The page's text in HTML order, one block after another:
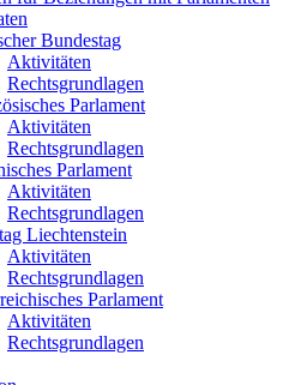
Bundestag
Aktivitäten
Rechtsgrundlagen
Parlament
Aktivitäten
Rechtsgrundlagen
Parlament
Aktivitäten
Rechtsgrundlagen
Liechtenstein
Aktivitäten
Rechtsgrundlagen
Parlament
Aktivitäten
Rechtsgrundlagen